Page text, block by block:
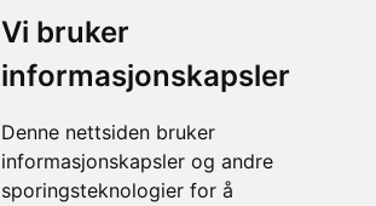
Vi bruker
informasjonskapsler
Denne nettsiden bruker
informasjonskapsler og andre
sporingsteknologier for å